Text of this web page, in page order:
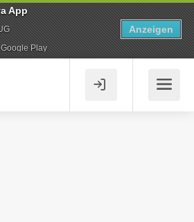
App
Play
Anzeigen